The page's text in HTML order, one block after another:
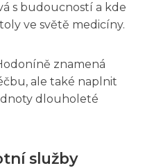
s budoucností a kde
ve světě medicíny.
znamená
ale také naplnit
dlouholeté
služby